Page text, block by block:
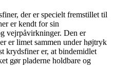
der er specielt fremstillet til
er kendt for sin
vejrpåvirkninger. Den er
er limet sammen under højtryk
krydsfiner er, at bindemidlet
gør pladerne holdbare og